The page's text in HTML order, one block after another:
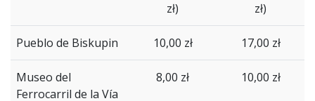
zł)
zł)
Pueblo de Biskupin 10,00 zł 17,00 zł
Museo del
Ferrocarril de la Vía
8,00 zł 10,00 zł